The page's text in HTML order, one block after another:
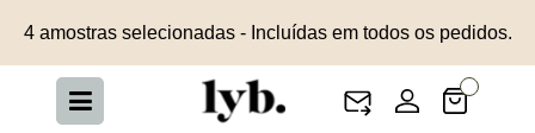
4 amostras selecionadas - Incluídas em todos os pedidos.